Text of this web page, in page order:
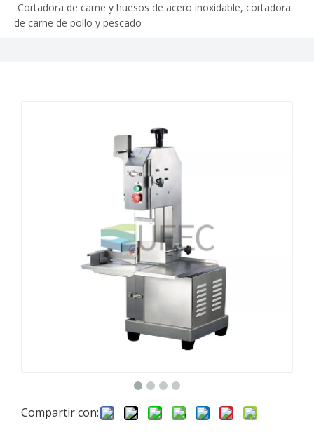
Cortadora de carne y huesos de acero inoxidable, cortadora
de carne de pollo y pescado
Compartir con: